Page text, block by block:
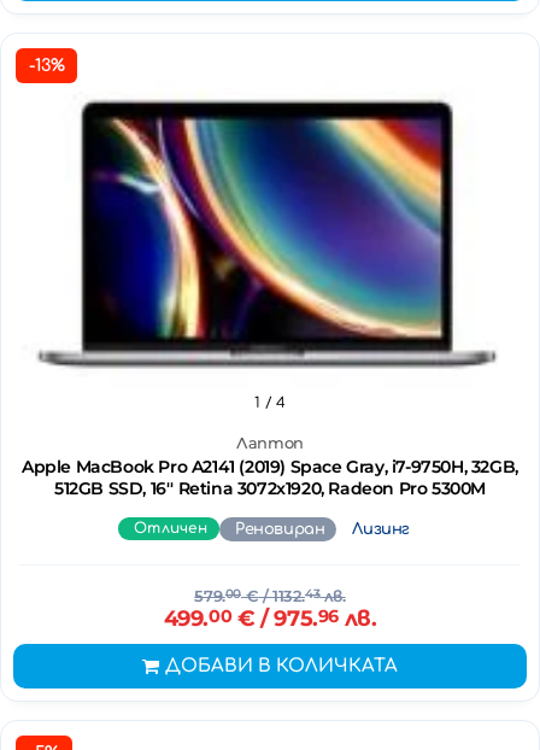
-13%
Лаптоп
Apple MacBook Pro A2141 (2019) Space Gray, i7-9750H, 32GB,
512GB SSD, 16'' Retina 3072x1920, Radeon Pro 5300M
1 / 4
Отличен Реновиран Лизинг
579.00€/ 1132.43лв.
499.00€ / 975.96лв.
ДОБАВИ В КОЛИЧКАТА